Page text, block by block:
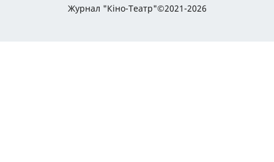
Журнал "Кіно-Театр"©2021-2026